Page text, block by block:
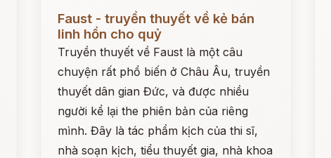
Faust - truyền thuyết về kẻ bán
linh hồn cho quỷ
Truyền thuyết về Faust là một câu
chuyện rất phổ biến ở Châu Âu, truyền
thuyết dân gian Đức, và được nhiều
người kể lại the phiên bản của riêng
mình. Đây là tác phẩm kịch của thi sĩ,
nhà soạn kịch, tiểu thuyết gia, nhà khoa